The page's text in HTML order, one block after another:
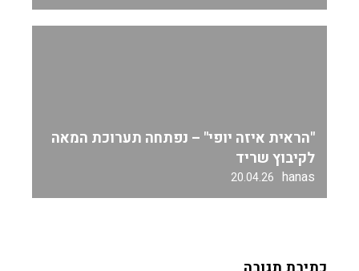
"הראית איזה יופי" – נפתחה תערוכת המאה
לקיבוץ שריד
hanas
20.04.26